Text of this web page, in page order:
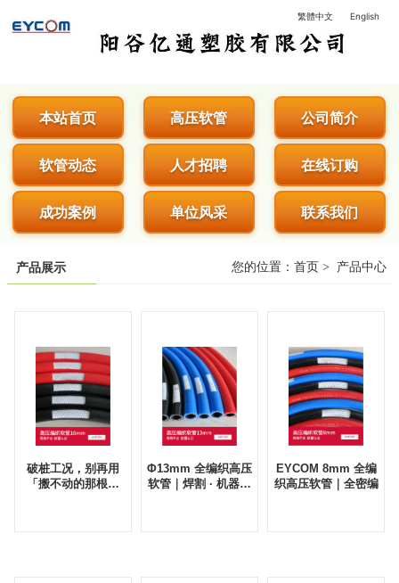
阳谷亿通塑胶有限公司 - 专业生产
繁體中文 English
本站首页 高压软管 公司简介
软管动态 人才招聘 在线订购
成功案例 单位风采 联系我们
产品展示 您的位置： 首页 > 产品中心
破桩工况，别再用
「搬不动的那根」
Φ13mm 全编织高压
软管｜焊割 · 机器人
EYCOM 8mm 全编
织高压软管｜全密编